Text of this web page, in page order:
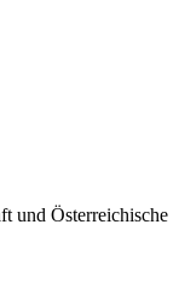
und Österreichische